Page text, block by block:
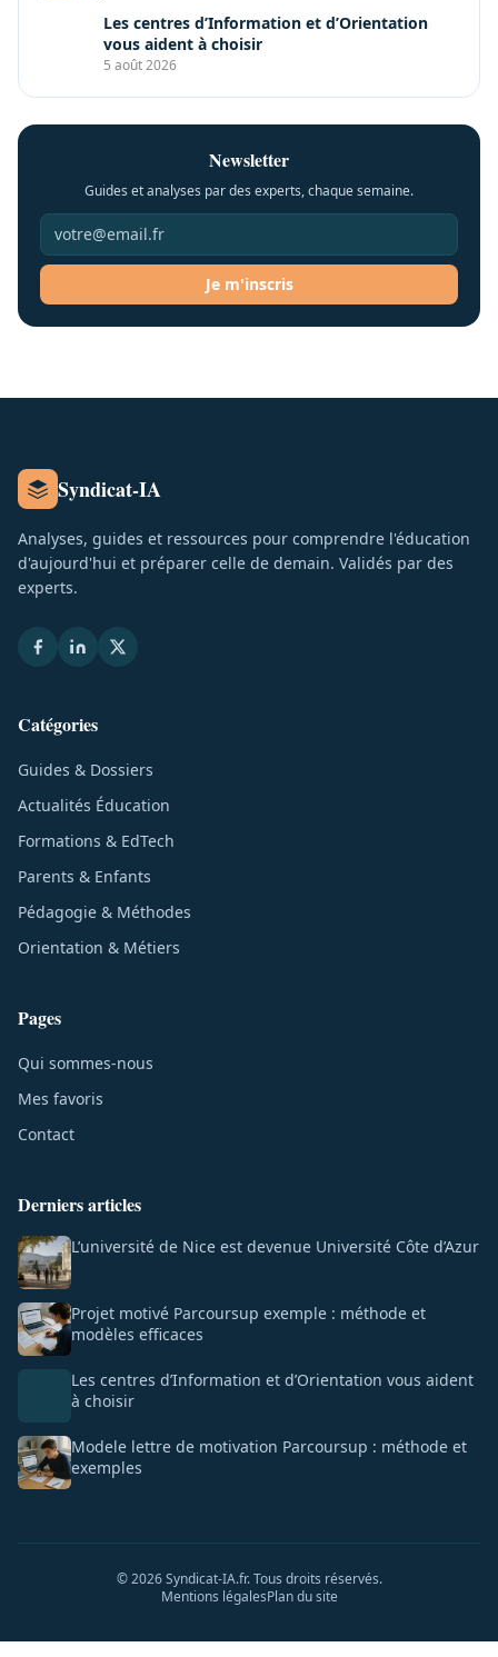
Les centres d’Information et d’Orientation
vous aident à choisir
5 août 2026
Newsletter
Guides et analyses par des experts, chaque semaine.
Je m'inscris
Syndicat-IA
Analyses, guides et ressources pour comprendre l'éducation
d'aujourd'hui et préparer celle de demain. Validés par des
experts.
Catégories
Guides & Dossiers
Actualités Éducation
Formations & EdTech
Parents & Enfants
Pédagogie & Méthodes
Orientation & Métiers
Pages
Qui sommes-nous
Mes favoris
Contact
Derniers articles
L’université de Nice est devenue Université Côte d’Azur
Projet motivé Parcoursup exemple : méthode et
modèles efficaces
Les centres d’Information et d’Orientation vous aident
à choisir
Modele lettre de motivation Parcoursup : méthode et
exemples
© 2026 Syndicat-IA.fr. Tous droits réservés.
Mentions légalesPlan du site